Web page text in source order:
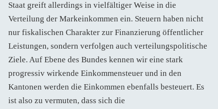
Staat greift allerdings in vielfältiger Weise in die
Verteilung der Markeinkommen ein. Steuern haben nicht
nur fiskalischen Charakter zur Finanzierung öffentlicher
Leistungen, sondern verfolgen auch verteilungspolitische
Ziele. Auf Ebene des Bundes kennen wir eine stark
progressiv wirkende Einkommensteuer und in den
Kantonen werden die Einkommen ebenfalls besteuert. Es
ist also zu vermuten, dass sich die